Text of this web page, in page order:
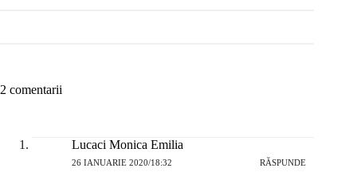
2 comentarii
Lucaci Monica Emilia
26 IANUARIE 2020/18:32 RĂSPUNDE